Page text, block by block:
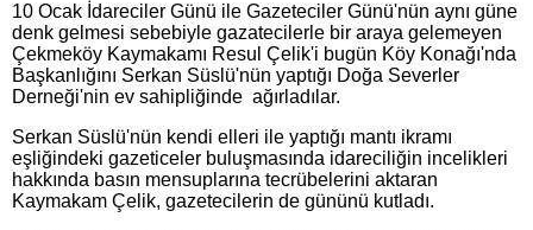
10 Ocak İdareciler Günü ile Gazeteciler Günü'nün aynı güne
denk gelmesi sebebiyle gazatecilerle bir araya gelemeyen
Çekmeköy Kaymakamı Resul Çelik'i bugün Köy Konağı'nda
Başkanlığını Serkan Süslü'nün yaptığı Doğa Severler
Derneği'nin ev sahipliğinde ağırladılar.
Serkan Süslü'nün kendi elleri ile yaptığı mantı ikramı
eşliğindeki gazeticeler buluşmasında idareciliğin incelikleri
hakkında basın mensuplarına tecrübelerini aktaran
Kaymakam Çelik, gazetecilerin de gününü kutladı.